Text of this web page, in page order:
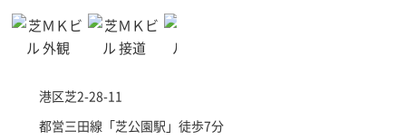
港区芝2-28-11
都営三田線「芝公園駅 」徒歩7分